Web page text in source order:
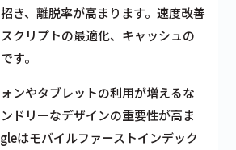
き、離脱率が高まります。速度改善
クリプトの最適化、キャッシュの
す。
ンやタブレットの利用が増えるな
ドリーなデザインの重要性が高ま
はモバイルファーストインデック